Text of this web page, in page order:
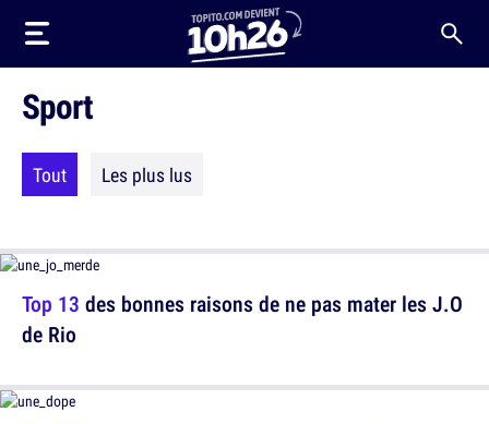
Sport
Tout Les plus lus
Top 13 des bonnes raisons de ne pas mater les J.O
de Rio